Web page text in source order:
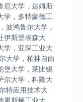
厄大学，达姆斯
学，多特蒙德工
波鸿鲁尔大学，
伊斯堡埃森大
学，亚琛工业大
大学，柏林自由
堡大学，莱比锡
尔大学，科隆大
特应用技术大
累斯顿工业大